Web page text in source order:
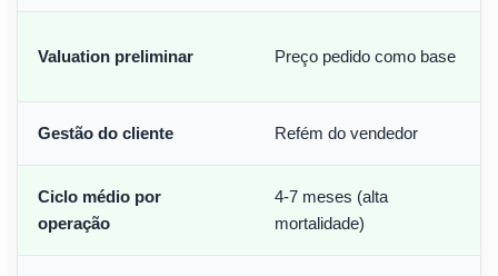
Valuation preliminar Preço pedido como base
Gestão do cliente Refém do vendedor
Ciclo médio por
operação
4-7 meses (alta
mortalidade)